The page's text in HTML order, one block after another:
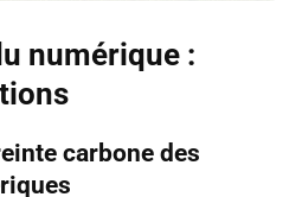
numérique :
carbone des